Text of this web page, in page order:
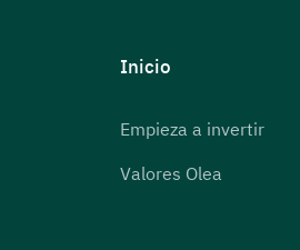
Inicio
Empieza a invertir
Valores Olea